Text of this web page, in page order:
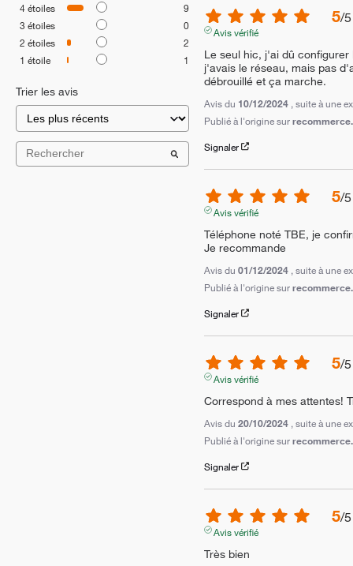
4étoiles
9
3 étoiles
0
2 étoiles
2
1 étoile 1
Trier les avis
5/5
Avis vérifié
Le seul hic, j'ai dû
j'avais le réseau, mais pas
débrouillé et ça marche.
Avis du 10/12/2024 , suite à une
Publié à l'origine sur
Signaler
5/5
Avis vérifié
Téléphone noté TBE, je
Je recommande
Avis du 01/12/2024 , suite à une
Publié à l'origine sur
Signaler
5/5
Avis vérifié
Correspond à mes attentes!
Avis du 20/10/2024 , suite à une
Publié à l'origine sur
Signaler
5/5
Avis vérifié
Très bien